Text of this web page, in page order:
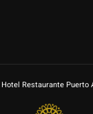
Restaurante Puerto